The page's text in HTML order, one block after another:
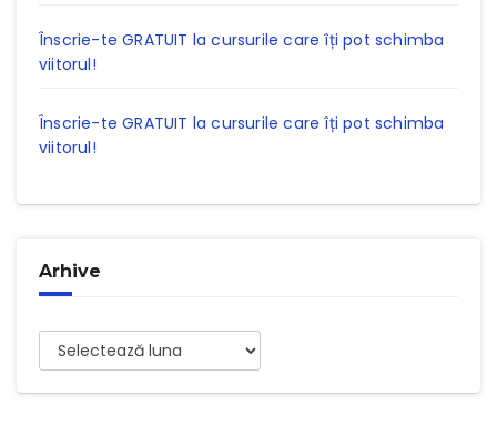
Înscrie-te GRATUIT la cursurile care îți pot schimba
viitorul!
Înscrie-te GRATUIT la cursurile care îți pot schimba
viitorul!
Arhive
Arhive